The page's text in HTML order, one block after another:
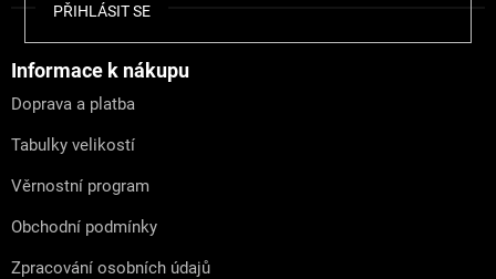
PŘIHLÁSIT SE
Informace k nákupu
Doprava a platba
Tabulky velikostí
Věrnostní program
Obchodní podmínky
Zpracování osobních údajů